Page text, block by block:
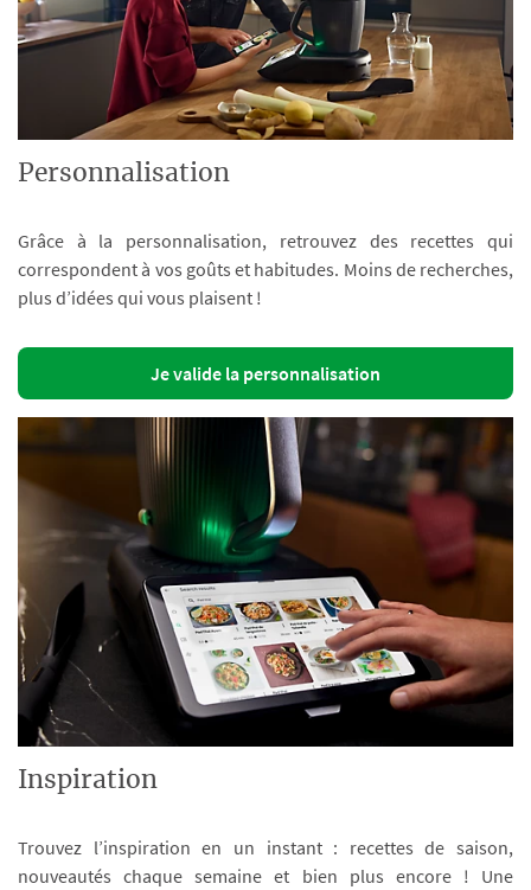
Personnalisation
Grâce à la personnalisation, retrouvez des recettes qui
correspondent à vos goûts et habitudes. Moins de recherches,
plus d’idées qui vous plaisent !
Je valide la personnalisation
Inspiration
Trouvez l’inspiration en un instant : recettes de saison,
nouveautés chaque semaine et bien plus encore ! Une